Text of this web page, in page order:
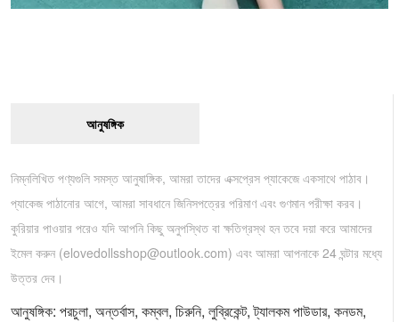
আনুষঙ্গিক
নিম্নলিখিত পণ্যগুলি সমস্ত আনুষাঙ্গিক, আমরা তাদের এক্সপ্রেস প্যাকেজে একসাথে পাঠাব।
প্যাকেজ পাঠানোর আগে, আমরা সাবধানে জিনিসপত্রের পরিমাণ এবং গুণমান পরীক্ষা করব।
কুরিয়ার পাওয়ার পরেও যদি আপনি কিছু অনুপস্থিত বা ক্ষতিগ্রস্থ হন তবে দয়া করে আমাদের
ইমেল করুন (elovedollsshop@outlook.com) এবং আমরা আপনাকে 24 ঘন্টার মধ্যে
উত্তর দেব।
আনুষঙ্গিক: পরচুলা, অন্তর্বাস, কম্বল, চিরুনি, লুব্রিকেন্ট, ট্যালকম পাউডার, কনডম,